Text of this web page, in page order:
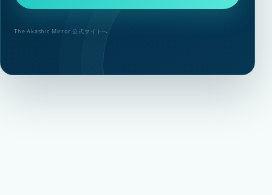
The Akashic Mirror 公式サイトへ